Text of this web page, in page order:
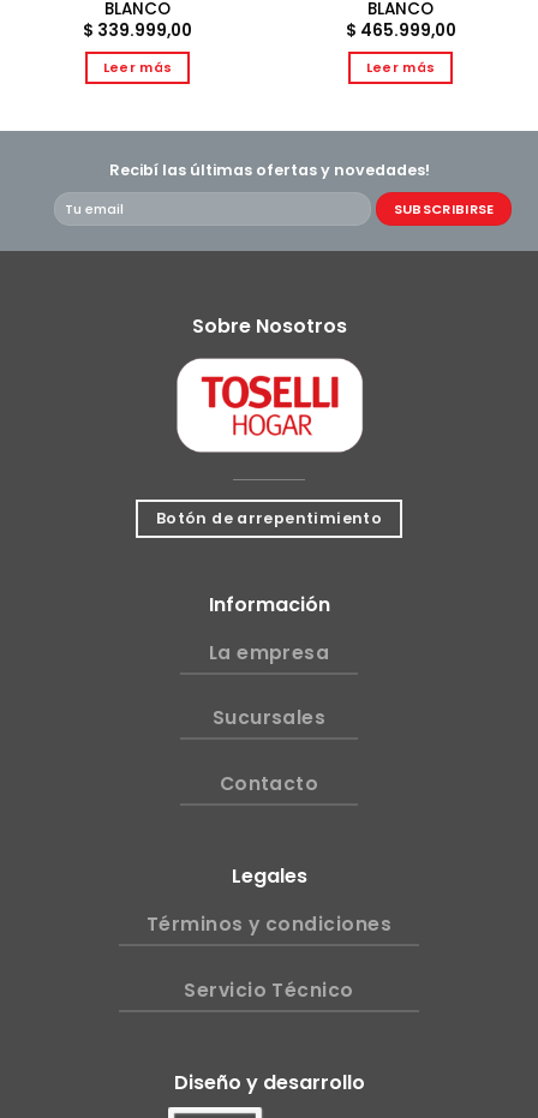
BLANCO
$ 339.999,00
Leer más
BLANCO
$ 465.999,00
Leer más
Recibí las últimas ofertas y novedades!
Sobre Nosotros
Botón de arrepentimiento
Información
La empresa
Sucursales
Contacto
Legales
Términos y condiciones
Servicio Técnico
Diseño y desarrollo